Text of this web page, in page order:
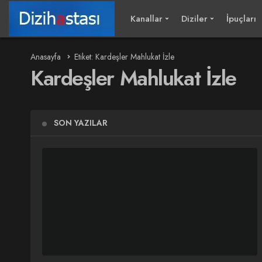
Kanallar Diziler İpuçları
Anasayfa Etiket: Kardeşler Mahlukat İzle
Kardeşler Mahlukat İzle
SON YAZILAR